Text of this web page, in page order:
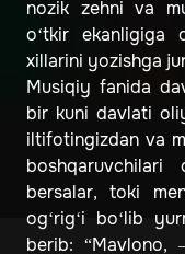
nozik zehni va
o‘tkir ekanligiga
xillarini yozishga
Musiqiy fanida
bir kuni davlati
iltifotingizdan va
bersalar, toki
og‘rig‘i bo‘lib
berib: